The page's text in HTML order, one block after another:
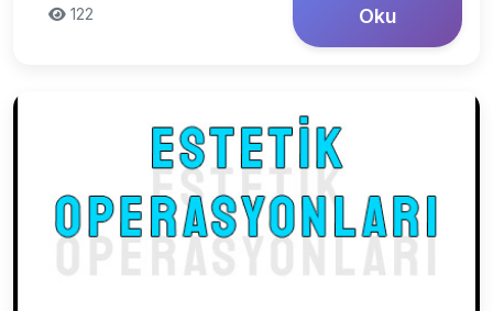
122
Oku